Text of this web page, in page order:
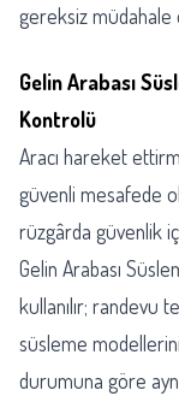
gereksiz müdahale
Gelin Arabası
Kontrolü
Aracı hareket
güvenli mesafede
rüzgârda güvenlik
Gelin Arabası
kullanılır; randevu
süsleme
durumuna göre